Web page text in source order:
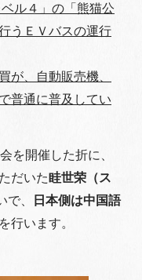
ル４」の「熊猫公
うＥＶバスの運行
が、自動販売機、
普通に普及してい
を開催した折に、
だいた眭世荣（ス
、
日本側は中国語
行います。